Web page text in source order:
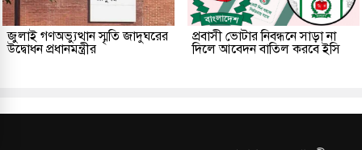
জুলাই গণঅভ্যুত্থান স্মৃতি জাদুঘরের
উদ্বোধন প্রধানমন্ত্রীর
প্রবাসী ভোটার নিবন্ধনে সাড়া না
দিলে আবেদন বাতিল করবে ইসি